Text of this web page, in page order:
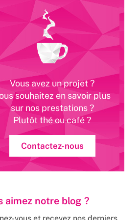
Vous avez un projet ?
souhaitez en savoir plus
sur nos prestations ?
Plutôt thé ou café ?
Contactez-nous
aimez notre blog ?